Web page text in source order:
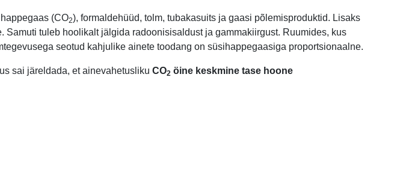
(CO2), formaldehüüd, tolm, tubakasuits ja gaasi põlemisproduktid. Lisaks
tuleb hoolikalt jälgida radoonisisaldust ja gammakiirgust. Ruumides, kus
seotud kahjulike ainete toodang on süsihappegaasiga proportsionaalne.
sai järeldada, et ainevahetusliku CO2 öine keskmine tase hoone